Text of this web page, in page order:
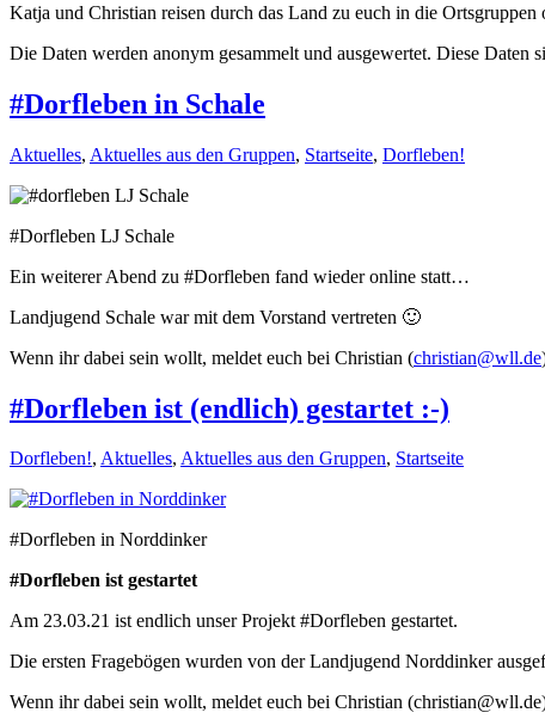
Katja und Christian reisen durch das Land zu euch in die
Die Daten werden anonym gesammelt und ausgewertet. Diese
#Dorfleben in Schale
Aktuelles, Aktuelles aus den Gruppen, Startseite, Dorfleben!
#Dorfleben LJ Schale
Ein weiterer Abend zu #Dorfleben fand wieder online statt…
Landjugend Schale war mit dem Vorstand vertreten 🙂
Wenn ihr dabei sein wollt, meldet euch bei Christian (christian@wll.de
#Dorfleben ist (endlich) gestartet :-)
Dorfleben!, Aktuelles, Aktuelles aus den Gruppen, Startseite
#Dorfleben in Norddinker
#Dorfleben ist gestartet
Am 23.03.21 ist endlich unser Projekt #Dorfleben gestartet.
Die ersten Fragebögen wurden von der Landjugend Norddinker
Wenn ihr dabei sein wollt, meldet euch bei Christian